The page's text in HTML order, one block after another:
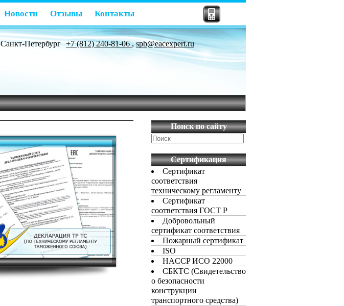
Новости Отзывы Контакты
Санкт-Петербург +7 (812) 240-81-06 ,spb@eacexpert.ru
Поиск по сайту
Сертификация
Сертификат
соответствия
техническому регламенту
Сертификат
соответствия ГОСТ Р
Добровольный
сертификат соответствия
Пожарный сертификат
ISO
HACCP ИСО 22000
СБКТС (Свидетельство
о безопасности
конструкции
транспортного средства)